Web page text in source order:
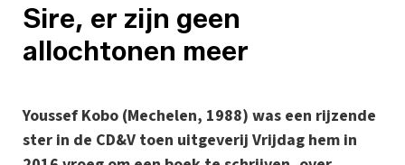
Sire, er zijn geen
allochtonen meer
Youssef Kobo (Mechelen, 1988) was een rijzende
ster in de CD&V toen uitgeverij Vrijdag hem in